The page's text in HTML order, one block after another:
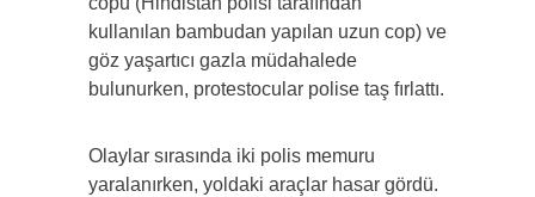
kullanılan bambudan yapılan uzun cop) ve
göz yaşartıcı gazla müdahalede
bulunurken, protestocular polise taş fırlattı.
Olaylar sırasında iki polis memuru
yaralanırken, yoldaki araçlar hasar gördü.